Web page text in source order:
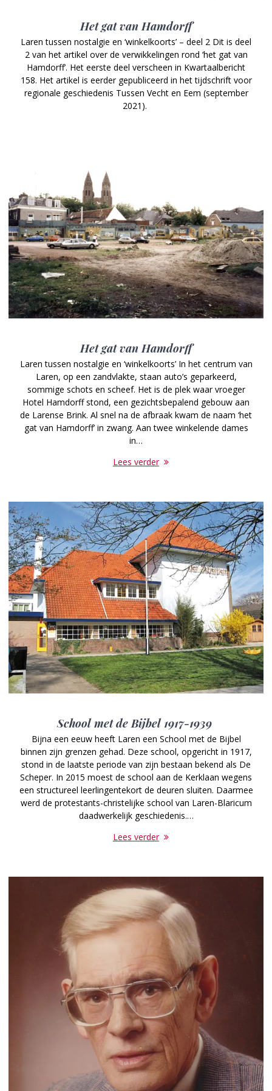
Het gat van Hamdorff
Laren tussen nostalgie en ‘winkelkoorts’ – deel 2 Dit is deel
2 van het artikel over de verwikkelingen rond ‘het gat van
Hamdorff’. Het eerste deel verscheen in Kwartaalbericht
158. Het artikel is eerder gepubliceerd in het tijdschrift voor
regionale geschiedenis Tussen Vecht en Eem (september
2021).
Het gat van Hamdorff
Laren tussen nostalgie en ‘winkelkoorts’ In het centrum van
Laren, op een zandvlakte, staan auto’s geparkeerd,
sommige schots en scheef. Het is de plek waar vroeger
Hotel Hamdorff stond, een gezichtsbepalend gebouw aan
de Larense Brink. Al snel na de afbraak kwam de naam ‘het
gat van Hamdorff’ in zwang. Aan twee winkelende dames
in…
Lees verder
School met de Bijbel 1917-1939
Bijna een eeuw heeft Laren een School met de Bijbel
binnen zijn grenzen gehad. Deze school, opgericht in 1917,
stond in de laatste periode van zijn bestaan bekend als De
Scheper. In 2015 moest de school aan de Kerklaan wegens
een structureel leerlingentekort de deuren sluiten. Daarmee
werd de protestants-christelijke school van Laren-Blaricum
daadwerkelijk geschiedenis.…
Lees verder